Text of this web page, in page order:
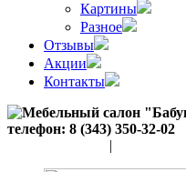
Картины
Разное
Отзывы
Акции
Контакты
|